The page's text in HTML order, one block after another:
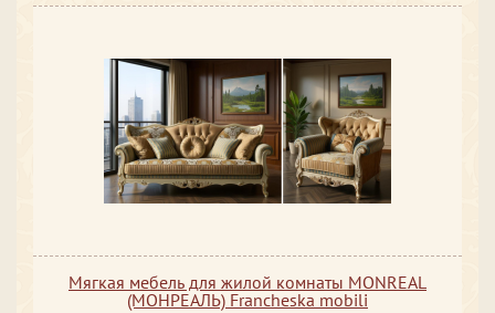
Мягкая мебель для жилой комнаты MONREAL
(МОНРЕАЛЬ) Francheska mobili